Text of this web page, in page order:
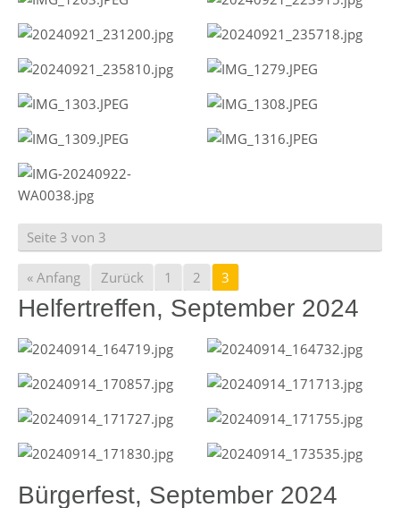
Seite 3 von 3
« Anfang Zurück 1 2 3
Helfertreffen, September 2024
Bürgerfest, September 2024